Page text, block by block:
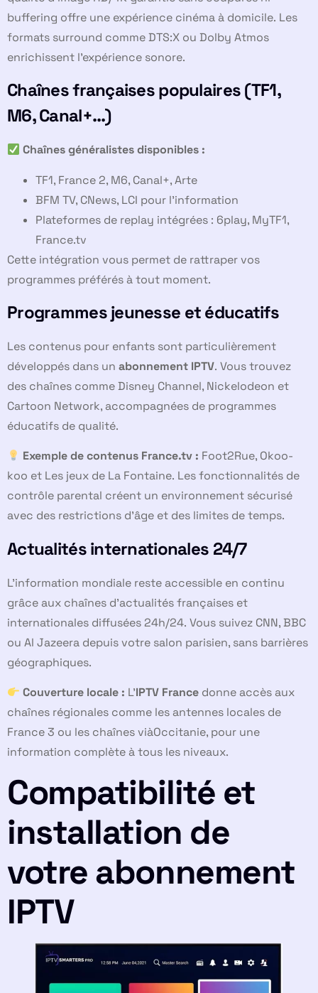
buffering offre une expérience cinéma à domicile. Les
formats surround comme DTS:X ou Dolby Atmos
enrichissent l’expérience sonore.
Chaînes françaises populaires (TF1,
M6, Canal+…)
Chaînes généralistes disponibles :
TF1, France 2, M6, Canal+, Arte
BFM TV, CNews, LCI pour l’information
Plateformes de replay intégrées : 6play, MyTF1,
France.tv
Cette intégration vous permet de rattraper vos
programmes préférés à tout moment.
Programmes jeunesse et éducatifs
Les contenus pour enfants sont particulièrement
développés dans un abonnement IPTV. Vous trouvez
des chaînes comme Disney Channel, Nickelodeon et
Cartoon Network, accompagnées de programmes
éducatifs de qualité.
Exemple de contenus France.tv : Foot2Rue, Okoo-
koo et Les jeux de La Fontaine. Les fonctionnalités de
contrôle parental créent un environnement sécurisé
avec des restrictions d’âge et des limites de temps.
Actualités internationales 24/7
L’information mondiale reste accessible en continu
grâce aux chaînes d’actualités françaises et
internationales diffusées 24h/24. Vous suivez CNN, BBC
ou Al Jazeera depuis votre salon parisien, sans barrières
géographiques.
Couverture locale : L’IPTV France donne accès aux
chaînes régionales comme les antennes locales de
France 3 ou les chaînes viàOccitanie, pour une
information complète à tous les niveaux.
Compatibilité et
installation de
votre abonnement
IPTV